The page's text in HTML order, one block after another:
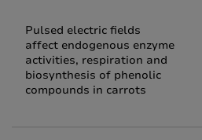
Pulsed electric fields
affect endogenous enzyme
activities, respiration and
biosynthesis of phenolic
compounds in carrots